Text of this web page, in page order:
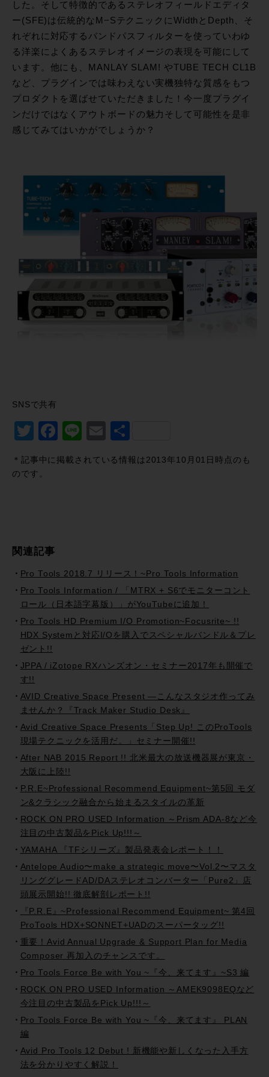
した。そして特徴的であるステレオフィールドエディタ
ー(SFE)は伝統的なM−SテクニックにWidthとDepth、そ
れぞれに対応するバンドパスフィルターを使っていわゆ
る洋楽によくあるステレオイメージの表現を可能にして
います。他にも、MANLAY SLAM! やTUBE TECH CL1B
など、プラグインでは味わえない実機独特な質感をもつ
プロダクトを選ばせていただきました！今一度プラグイ
ンだけではなくアウトボードの魅力そして可能性を是非
感じてみてはいかがでしょうか？
SNSで共有
Twitter
Facebook
LineEmail
＊記事中に掲載されている情報は2013年10月01日時点のも
のです。
関連記事
Pro Tools 2018.7 リリース！~Pro Tools Information
Pro Tools Information / 「MTRX + S6でモニターコント
ロール（日本語字幕版）」がYouTubeに追加！
Pro Tools HD Premium I/O Promotion~Focusrite~ !!
HDX Systemと対応I/Oを購入でスペシャルバンドル＆プレ
ゼント!!
JPPA / iZotope RXハンズオン・セミナー2017年も開催で
す!!
AVID Creative Space Present —こんなスタジオ作ってみ
ませんか？『Track Maker Studio Desk』
Avid Creative Space Presents「Step Up! このProTools
現場テクニックを活用だ。」セミナー開催!!
After NAB 2015 Report !! 北米最大の放送機器展が東京・
大阪に上陸!!
P.R.E~Professional Recommend Equipment~第5回 モダ
ン&クラシック融合から始まるスタイルの革新
ROCK ON PRO USED Information ～Prism ADA-8など今
注目の中古製品をPick Up!!!～
YAMAHA 『TFシリーズ』製品発表会レポート！！
Antelope Audio〜make a strategic move〜Vol.2〜マスタ
リンググレードAD/DAステレオコンバーター「Pure2」店
頭展示開始!! 徹底解剖レポート!!
『P.R.E』~Professional Recommend Equipment~ 第4回
ProTools HDX+SONNET+UADのスーパータッグ!!
重要！Avid Annual Upgrade & Support Plan for Media
Composer 再加入のチャンスです。
Pro Tools Force Be with You ~『今、来てます』~S3 編
ROCK ON PRO USED Information ～AMEK9098EQなど
今注目の中古製品をPick Up!!!～
Pro Tools Force Be with You ~『今、来てます』 PLAN
編
Avid Pro Tools 12 Debut ! 新機能や新しくなった入手方
法を分かりやすく解説！